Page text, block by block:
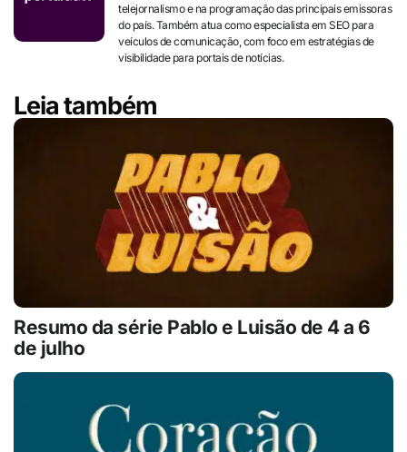
telejornalismo e na programação das principais emissoras
do país. Também atua como especialista em SEO para
veículos de comunicação, com foco em estratégias de
visibilidade para portais de notícias.
Leia também
Resumo da série Pablo e Luisão de 4 a 6
de julho